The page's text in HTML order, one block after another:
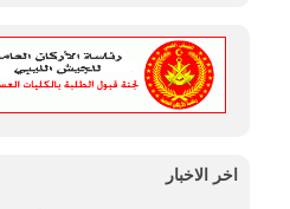
اخر الاخبار